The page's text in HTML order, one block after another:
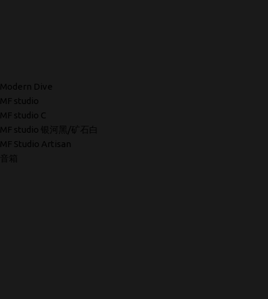
Modern Dive
MF studio
MF studio C
MF studio 银河黑/矿石白
MF Studio Artisan
音箱